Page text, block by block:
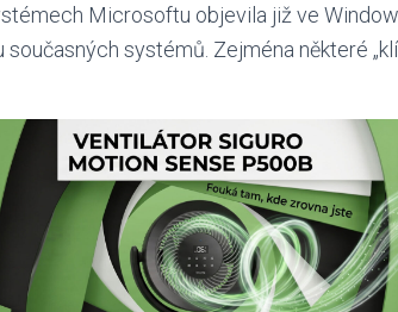
Microsoftu objevila již ve
současných systémů. Zejména některé